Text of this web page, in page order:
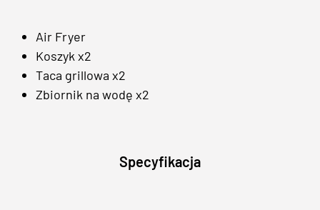
Air Fryer
Koszyk x2
Taca grillowa x2
Zbiornik na wodę x2
Specyfikacja